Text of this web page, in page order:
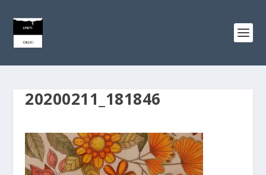
20200211_181846